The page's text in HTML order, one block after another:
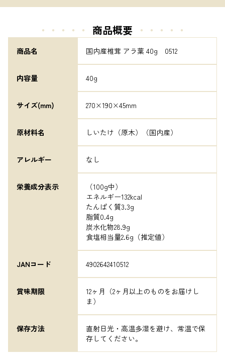
・・・・・ 商品概要 ・・・・・
商品名 国内産椎茸 アラ葉 40g　0512
内容量 40g
サイズ(mm) 270×190×45mm
原材料名 しいたけ（原木）（国内産）
アレルギー なし
栄養成分表示
（100g中）
エネルギー132kcal
たんぱく質3.3g
脂質0.4g
炭水化物28.9g
食塩相当量2.6g（推定値）
JANコード 4902642410512
賞味期限
12ヶ月（2ヶ月以上のものをお届けし
ま）
保存方法
直射日光・高温多湿を避け、常温で保
存してください。